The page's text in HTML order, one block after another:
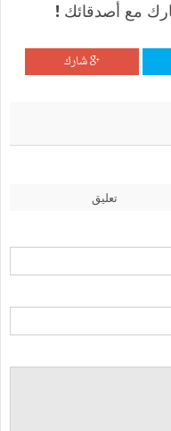
مع أصدقائك !
شارك
تعليق